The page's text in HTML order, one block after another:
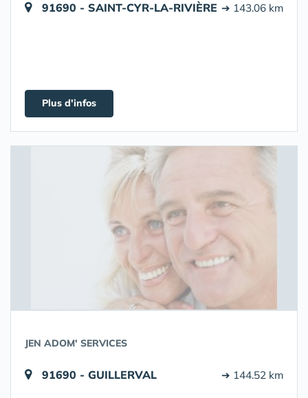
91690 - SAINT-CYR-LA-RIVIÈRE ➔ 143.06 km
Plus d'infos
JEN ADOM' SERVICES
91690 - GUILLERVAL ➔ 144.52 km